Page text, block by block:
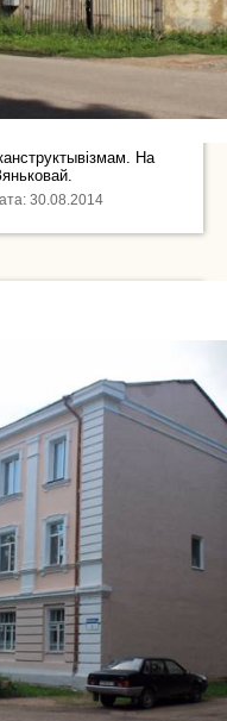
На
30.08.2014